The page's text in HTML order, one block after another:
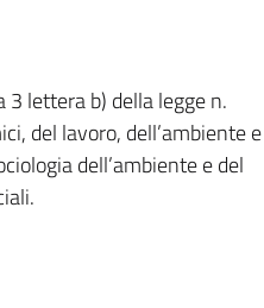
lettera b) della legge n.
del lavoro, dell’ambiente e
dell’ambiente e del